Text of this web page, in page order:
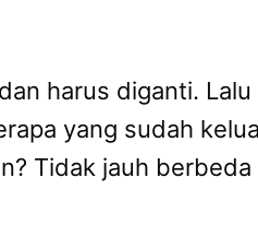
harus diganti.
yang sudah
Tidak jauh